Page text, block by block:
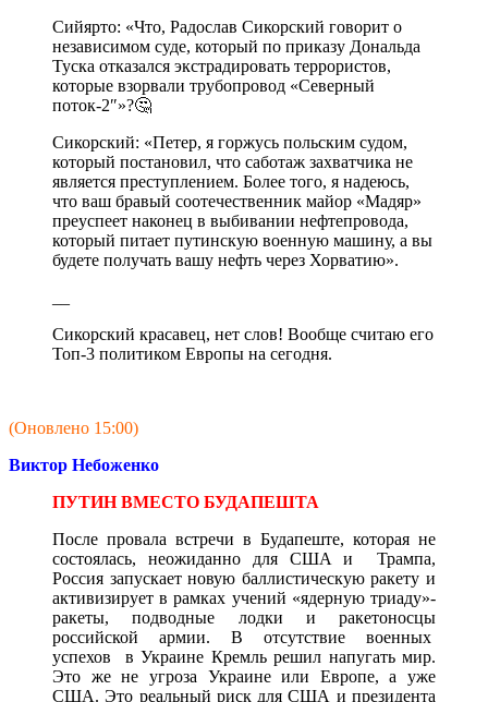
Сийярто: «Что, Радослав Сикорский говорит о
независимом суде, который по приказу Дональда
Туска отказался экстрадировать террористов,
которые взорвали трубопровод «Северный
поток-2″»?🤔
Сикорский: «Петер, я горжусь польским судом,
который постановил, что саботаж захватчика не
является преступлением. Более того, я надеюсь,
что ваш бравый соотечественник майор «Мадяр»
преуспеет наконец в выбивании нефтепровода,
который питает путинскую военную машину, а вы
будете получать вашу нефть через Хорватию».
Сикорский красавец, нет слов! Вообще считаю его
Топ-3 политиком Европы на сегодня.
(Оновлено 15:00)
Виктор Небоженко
ПУТИН ВМЕСТО БУДАПЕШТА
После провала встречи в Будапеште, которая не
состоялась, неожиданно для США и Трампа,
Россия запускает новую баллистическую ракету и
активизирует в рамках учений «ядерную триаду»-
ракеты, подводные лодки и ракетоносцы
российской армии. В отсутствие военных
успехов в Украине Кремль решил напугать мир.
Это же не угроза Украине или Европе, а уже
США. Это реальный риск для США и президента